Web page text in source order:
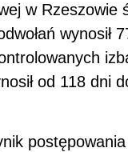
w Rzeszowie
wynosił
od 118 dni
postępowania